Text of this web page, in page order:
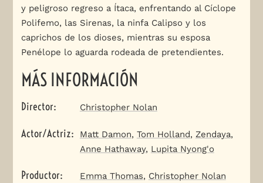
y peligroso regreso a Ítaca, enfrentando al Cíclope
Polifemo, las Sirenas, la ninfa Calipso y los
caprichos de los dioses, mientras su esposa
Penélope lo aguarda rodeada de pretendientes.
MÁS INFORMACIÓN
Director: Christopher Nolan
Actor/Actriz: Matt Damon, Tom Holland, Zendaya,
Anne Hathaway, Lupita Nyong'o
Productor: Emma Thomas, Christopher Nolan